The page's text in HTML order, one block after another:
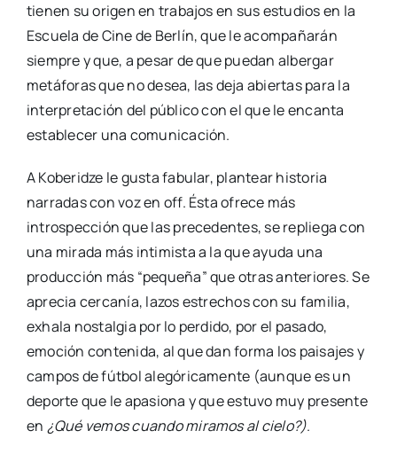
tienen su origen en trabajos en sus estudios en la
Escuela de Cine de Berlín, que le acompañarán
siempre y que, a pesar de que puedan albergar
metáforas que no desea, las deja abiertas para la
interpretación del público con el que le encanta
establecer una comunicación.
A Koberidze le gusta fabular, plantear historia
narradas con voz en off. Ésta ofrece más
introspección que las precedentes, se repliega con
una mirada más intimista a la que ayuda una
producción más “pequeña” que otras anteriores. Se
aprecia cercanía, lazos estrechos con su familia,
exhala nostalgia por lo perdido, por el pasado,
emoción contenida, al que dan forma los paisajes y
campos de fútbol alegóricamente (aunque es un
deporte que le apasiona y que estuvo muy presente
en ¿Qué vemos cuando miramos al cielo?).